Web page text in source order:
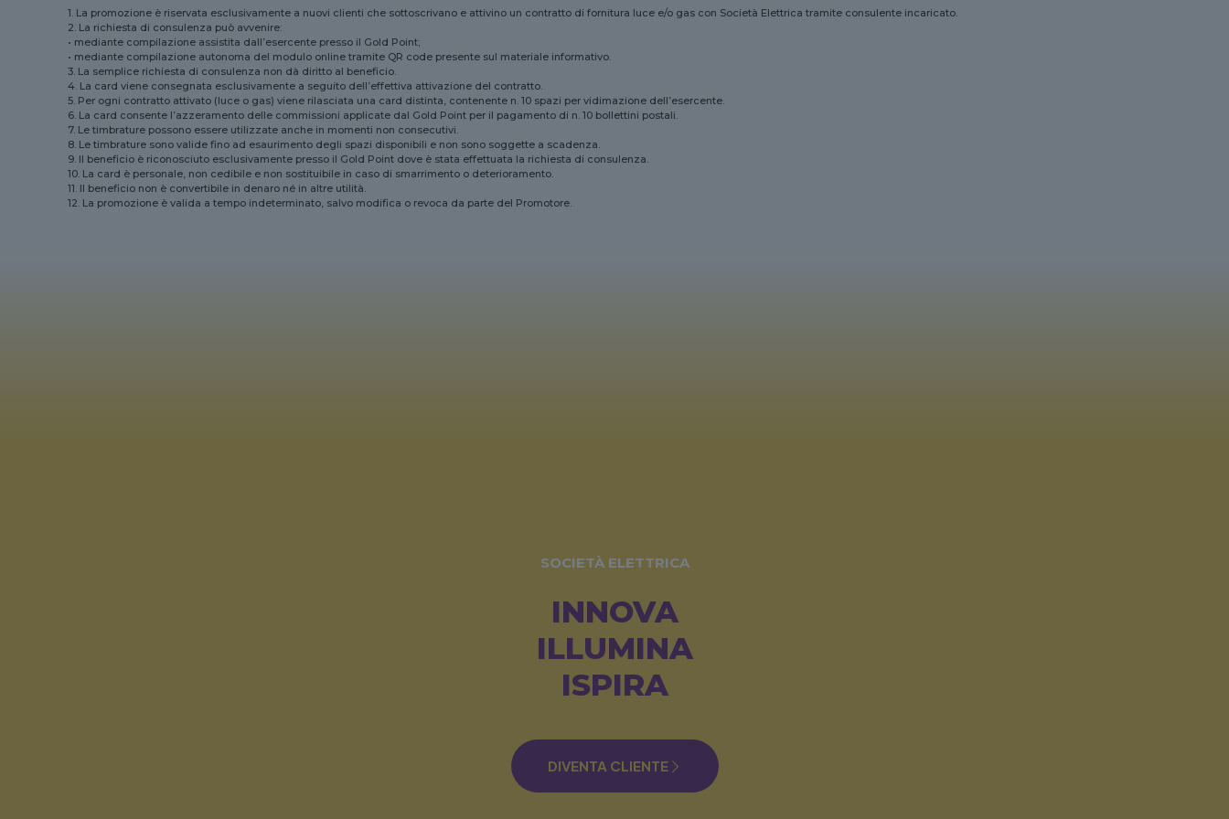
1. La promozione è riservata esclusivamente a nuovi clienti che sottoscrivano e attivino un contratto di fornitura luce e/o gas con Società Elettrica tramite consulente incaricato.
2. La richiesta di consulenza può avvenire:
• mediante compilazione assistita dall’esercente presso il Gold Point;
• mediante compilazione autonoma del modulo online tramite QR code presente sul materiale informativo.
3. La semplice richiesta di consulenza non dà diritto al beneficio.
4. La card viene consegnata esclusivamente a seguito dell’effettiva attivazione del contratto.
5. Per ogni contratto attivato (luce o gas) viene rilasciata una card distinta, contenente n. 10 spazi per vidimazione dell’esercente.
6. La card consente l’azzeramento delle commissioni applicate dal Gold Point per il pagamento di n. 10 bollettini postali.
7. Le timbrature possono essere utilizzate anche in momenti non consecutivi.
8. Le timbrature sono valide fino ad esaurimento degli spazi disponibili e non sono soggette a scadenza.
9. Il beneficio è riconosciuto esclusivamente presso il Gold Point dove è stata effettuata la richiesta di consulenza.
10. La card è personale, non cedibile e non sostituibile in caso di smarrimento o deterioramento.
11. Il beneficio non è convertibile in denaro né in altre utilità.
12. La promozione è valida a tempo indeterminato, salvo modifica o revoca da parte del Promotore.
SOCIETÀ ELETTRICA
INNOVA
ILLUMINA
ISPIRA
DIVENTA CLIENTE